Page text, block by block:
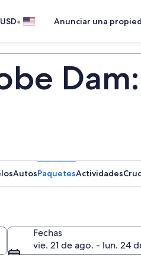
USD• Anunciar una
Dam:
AutosPaquetesActividades
Fechas
vie. 21 de ago. - lun. 24